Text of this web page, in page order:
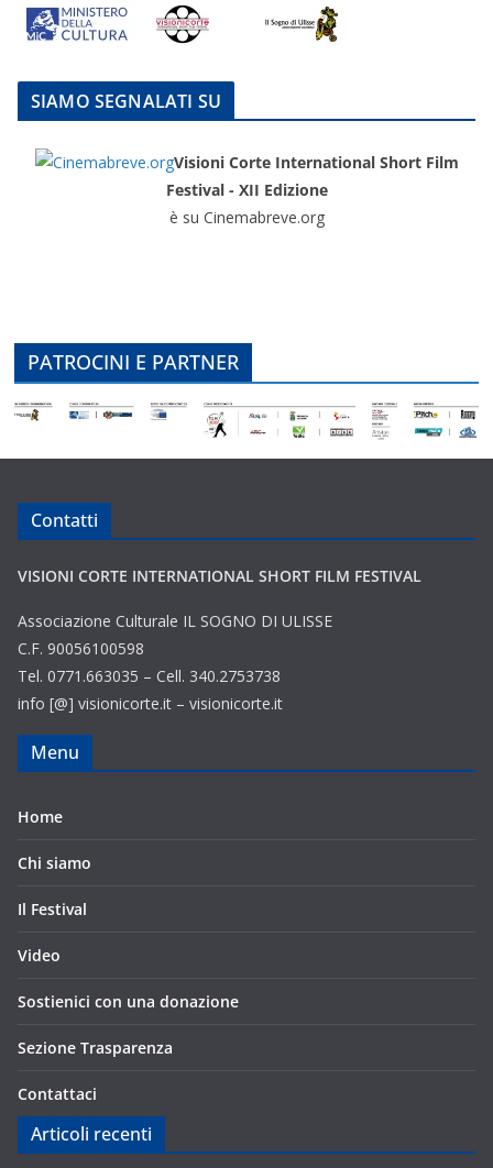
SIAMO SEGNALATI SU
Visioni Corte International Short Film
Festival - XII Edizione
è su Cinemabreve.org
PATROCINI E PARTNER
Contatti
VISIONI CORTE INTERNATIONAL SHORT FILM FESTIVAL
Associazione Culturale IL SOGNO DI ULISSE
C.F. 90056100598
Tel. 0771.663035 – Cell. 340.2753738
info [@] visionicorte.it – visionicorte.it
Menu
Home
Chi siamo
Il Festival
Video
Sostienici con una donazione
Sezione Trasparenza
Contattaci
Articoli recenti